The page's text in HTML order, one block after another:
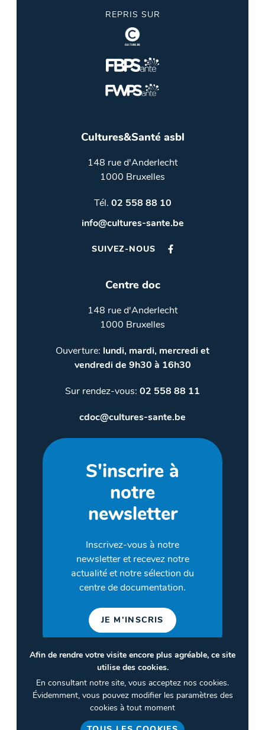
REPRIS SUR
Cultures&Santé asbl
148 rue d'Anderlecht
1000 Bruxelles
Tél. 02 558 88 10
info@cultures-sante.be
SUIVEZ-NOUS
Centre doc
148 rue d'Anderlecht
1000 Bruxelles
Ouverture: lundi, mardi, mercredi et
vendredi de 9h30 à 16h30
Sur rendez-vous: 02 558 88 11
cdoc@cultures-sante.be
S'inscrire à
notre
newsletter
Inscrivez-vous à notre
newsletter et recevez notre
actualité et notre sélection du
centre de documentation.
JE M'INSCRIS
Termes et conditions
Politique de confidentialité
Afin de rendre votre visite encore plus agréable, ce site
utilise des cookies.
En consultant notre site, vous acceptez nos cookies.
Évidemment, vous pouvez modifier les paramètres des
cookies à tout moment